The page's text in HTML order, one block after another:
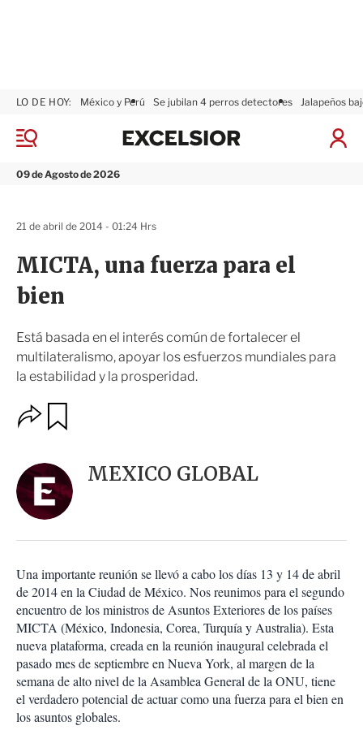
M
n
09 de Agosto de 2026
LO DE HOY: México y Perú Se jubilan 4 perros detectores Jalapeños
I
x
MICTA, una fuerza para el
bien
Está basada en el interés común de fortalecer el
multilateralismo, apoyar los esfuerzos mundiales para
la estabilidad y la prosperidad.
21 de abril de 2014 - 01:24 Hrs
O
p
n
e
s
o
m
p
a
r
t
i
r
a
r
MEXICO GLOBAL
Una importante reunión se llevó a cabo los días 13 y 14 de abril
de 2014 en la Ciudad de México. Nos reunimos para el segundo
encuentro de los ministros de Asuntos Exteriores de los países
MICTA (México, Indonesia, Corea, Turquía y Australia). Esta
nueva plataforma, creada en la reunión inaugural celebrada el
pasado mes de septiembre en Nueva York, al margen de la
semana de alto nivel de la Asamblea General de la ONU, tiene
el verdadero potencial de actuar como una fuerza para el bien en
los asuntos globales.